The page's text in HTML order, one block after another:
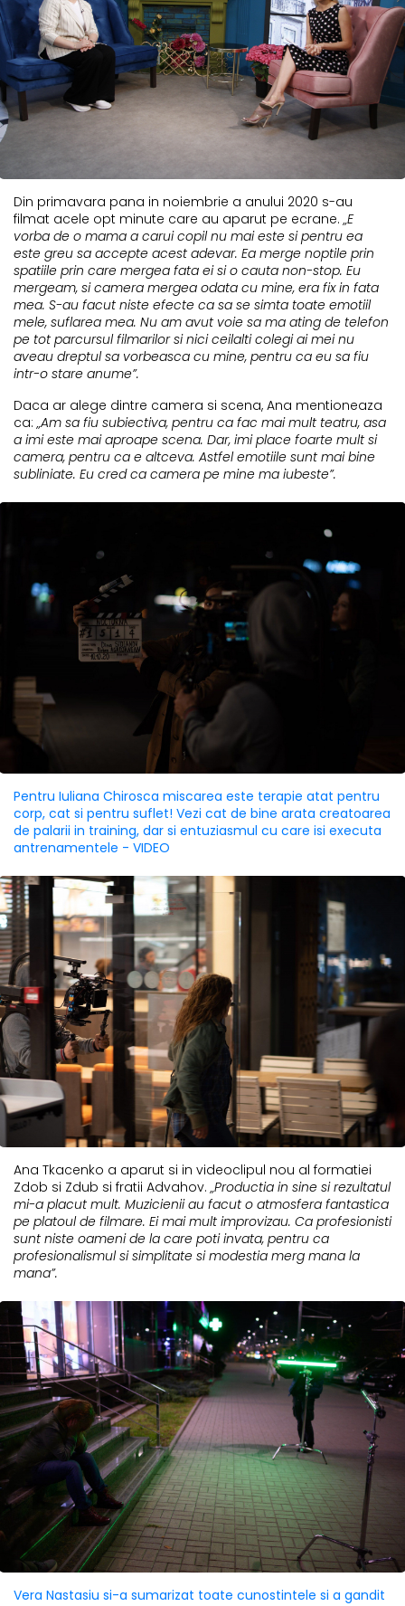
Din primavara pana in noiembrie a anului 2020 s-au
filmat acele opt minute care au aparut pe ecrane.„E
vorba de o mama a carui copil nu mai este si pentru ea
este greu sa accepte acest adevar. Ea merge noptile prin
spatiile prin care mergea fata ei si o cauta non-stop. Eu
mergeam, si camera mergea odata cu mine, era fix in fata
mea. S-au facut niste efecte ca sa se simta toate emotiil
mele, suflarea mea. Nu am avut voie sa ma ating de telefon
pe tot parcursul filmarilor si nici ceilalti colegi ai mei nu
aveau dreptul sa vorbeasca cu mine, pentru ca eu sa fiu
intr-o stare anume”.
Daca ar alege dintre camera si scena, Ana mentioneaza
ca:„Am sa fiu subiectiva, pentru ca fac mai mult teatru, asa
a imi este mai aproape scena. Dar, imi place foarte mult si
camera, pentru ca e altceva. Astfel emotiile sunt mai bine
subliniate. Eu cred ca camera pe mine ma iubeste”.
Pentru Iuliana Chirosca miscarea este terapie atat pentru
corp, cat si pentru suflet! Vezi cat de bine arata creatoarea
de palarii in training, dar si entuziasmul cu care isi executa
antrenamentele - VIDEO
Ana Tkacenko a aparut si in videoclipul nou al formatiei
Zdob si Zdub si fratii Advahov.„Productia in sine si rezultatul
mi-a placut mult. Muzicienii au facut o atmosfera fantastica
pe platoul de filmare. Ei mai mult improvizau. Ca profesionisti
sunt niste oameni de la care poti invata, pentru ca
profesionalismul si simplitate si modestia merg mana la
mana”.
Vera Nastasiu si-a sumarizat toate cunostintele si a gandit